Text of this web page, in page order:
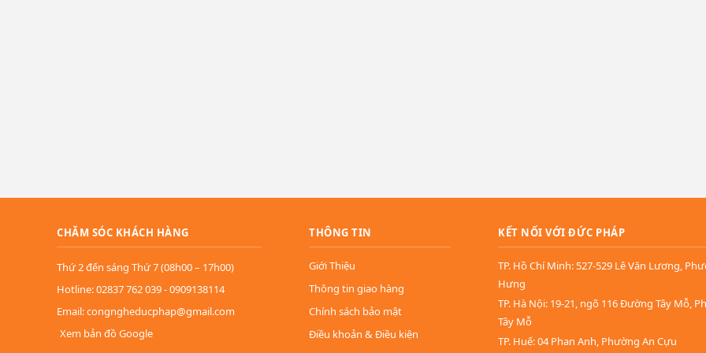
CHĂM SÓC KHÁCH HÀNG
Thứ 2 đến sáng Thứ 7 (08h00 – 17h00)
Hotline: 02837 762 039 - 0909138114
Email: congngheducphap@gmail.com
Xem bản đồ Google
THÔNG TIN
Giới Thiệu
Thông tin giao hàng
Chính sách bảo mật
Điều khoản & Điều kiện
KẾT NỐI VỚI ĐỨC PHÁP
TP. Hồ Chí Minh: 527-529 Lê Văn Lương,
Hưng
TP. Hà Nội: 19-21, ngõ 116 Đường Tây Mỗ,
Tây Mỗ
TP. Huế: 04 Phan Anh, Phường An Cựu